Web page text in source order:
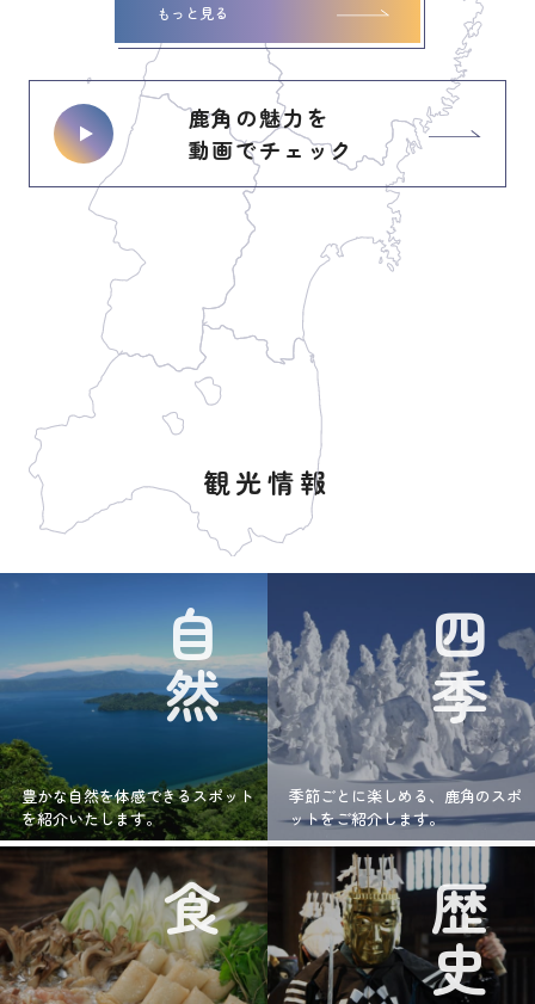
もっと見る
鹿角の魅力を
動画でチェック
観光情報
自然
豊かな自然を体感できるスポット
を紹介いたします。
四季
季節ごとに楽しめる、鹿角のスポ
ットをご紹介します。
食 歴史